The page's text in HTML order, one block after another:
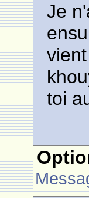
Je
toi